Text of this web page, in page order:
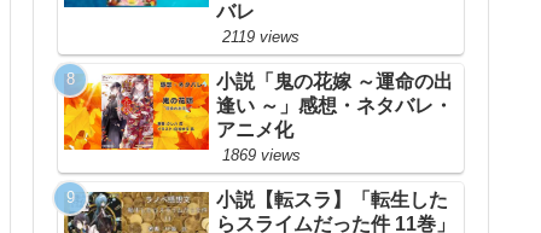
バレ
2119 views
小説「鬼の花嫁 ～運命の出
逢い ～」感想・ネタバレ・
アニメ化
1869 views
小説【転スラ】「転生した
らスライムだった件 11巻」